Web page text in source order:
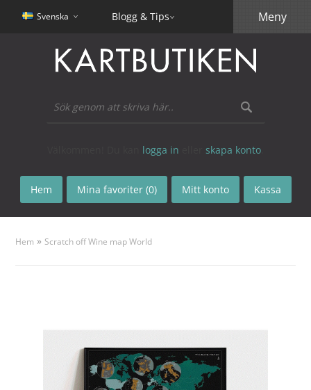
Svenska Blogg & Tips
logga in skapa konto
Hem Mina favoriter (0) Mitt konto Kassa
Meny
Hem » Scratch off Wine map World